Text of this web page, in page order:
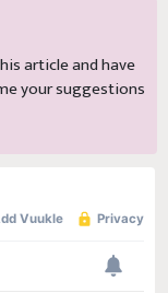
article and have
your suggestions